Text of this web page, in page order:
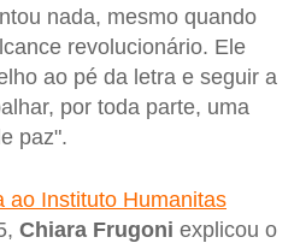
nada, mesmo quando
revolucionário. Ele
ao pé da letra e seguir a
por toda parte, uma
paz".
ao Instituto Humanitas
Chiara Frugoni explicou o